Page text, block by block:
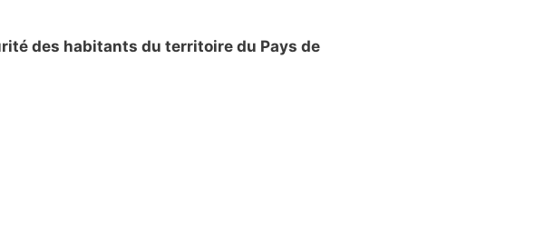
des habitants du territoire du Pays de